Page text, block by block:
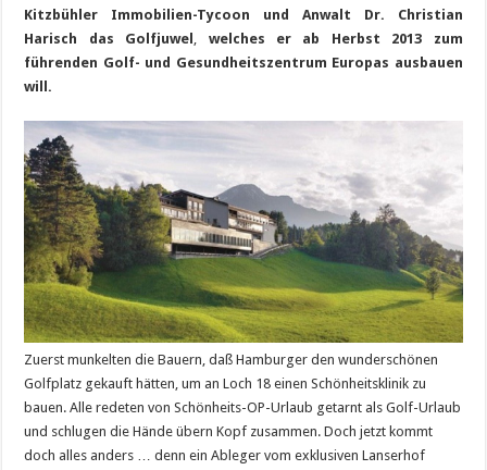
Kitzbühler Immobilien-Tycoon und Anwalt Dr. Christian
Harisch das Golfjuwel , welches er ab Herbst 2013 zum
führenden Golf- und Gesundheitszentrum Europas ausbauen
will.
Zuerst munkelten die Bauern, daß Hamburger den wunderschönen
Golfplatz gekauft hätten, um an Loch 18 einen Schönheitsklinik zu
bauen. Alle redeten von Schönheits-OP-Urlaub getarnt als Golf-Urlaub
und schlugen die Hände übern Kopf zusammen. Doch jetzt kommt
doch alles anders … denn ein Ableger vom exklusiven Lanserhof